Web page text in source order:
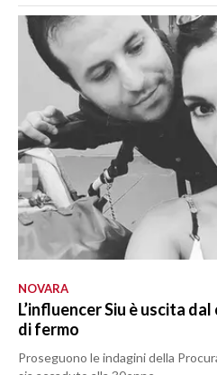
NOVARA
L’influencer Siu è uscita
di fermo
Proseguono le indagini della